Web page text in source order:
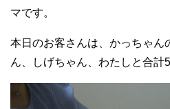
マです。
本日のお客さんは、かっちゃん
ん、しげちゃん、わたしと合計5